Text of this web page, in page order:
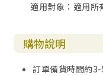
適用對象：適用所
購物說明
訂單備貨時間約